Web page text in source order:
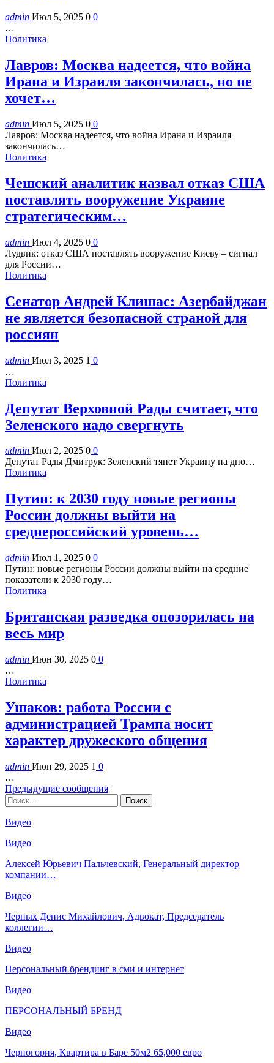
admin Июл 5, 2025 0 0
…
Политика
Лавров: Москва надеется, что война
Ирана и Израиля закончилась, но не
хочет…
admin Июл 5, 2025 0 0
Лавров: Москва надеется, что война Ирана и Израиля
закончилась…
Политика
Чешский аналитик назвал отказ США
поставлять вооружение Украине
стратегическим…
admin Июл 4, 2025 0 0
Лудвик: отказ США поставлять вооружение Киеву – сигнал
для России…
Политика
Сенатор Андрей Клишас: Азербайджан
не является безопасной страной для
россиян
admin Июл 3, 2025 1 0
…
Политика
Депутат Верховной Рады считает, что
Зеленского надо свергнуть
admin Июл 2, 2025 0 0
Депутат Рады Дмитрук: Зеленский тянет Украину на дно…
Политика
Путин: к 2030 году новые регионы
России должны выйти на
среднероссийский уровень…
admin Июл 1, 2025 0 0
Путин: новые регионы России должны выйти на средние
показатели к 2030 году…
Политика
Британская разведка опозорилась на
весь мир
admin Июн 30, 2025 0 0
…
Политика
Ушаков: работа России с
администрацией Трампа носит
характер дружеского общения
admin Июн 29, 2025 1 0
…
Предыдущие сообщения
Видео
Видео
Алексей Юрьевич Пальчевский, Генеральный директор
компании…
Видео
Черных Денис Михайлович, Адвокат, Председатель
коллегии…
Видео
Персональный брендинг в сми и интернет
Видео
ПЕРСОНАЛЬНЫЙ БРЕНД
Видео
Черногория, Квартира в Баре 50м2 65,000 евро